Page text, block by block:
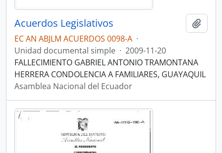
Acuerdos Legislativos
EC AN ABJLM ACUERDOS 0098-A ·
Unidad documental simple · 2009-11-20
FALLECIMIENTO GABRIEL ANTONIO TRAMONTANA
HERRERA CONDOLENCIA A FAMILIARES, GUAYAQUIL
Asamblea Nacional del Ecuador